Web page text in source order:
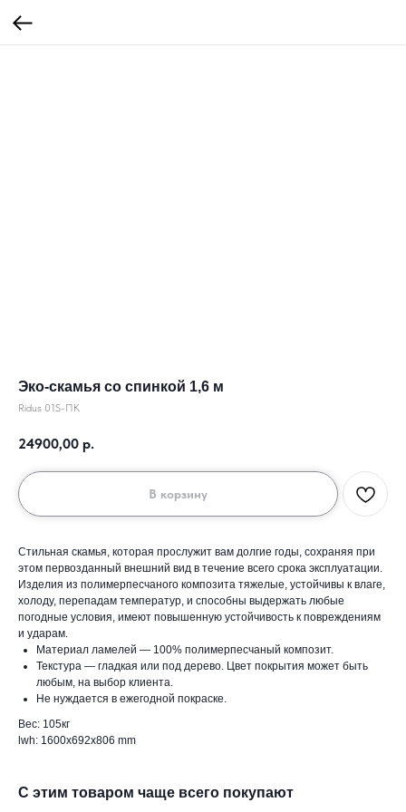
Эко-скамья со спинкой 1,6 м
Ridus 01S-ПК
24900,00 р.
В корзину
Стильная скамья, которая прослужит вам долгие годы, сохраняя при
этом первозданный внешний вид в течение всего срока эксплуатации.
Изделия из полимерпесчаного композита тяжелые, устойчивы к влаге,
холоду, перепадам температур, и способны выдержать любые
погодные условия, имеют повышенную устойчивость к повреждениям
и ударам.
Материал ламелей — 100% полимерпесчаный композит.
Текстура — гладкая или под дерево. Цвет покрытия может быть
любым, на выбор клиента.
Не нуждается в ежегодной покраске.
Вес: 105кг
lwh: 1600x692x806 mm
С этим товаром чаще всего покупают